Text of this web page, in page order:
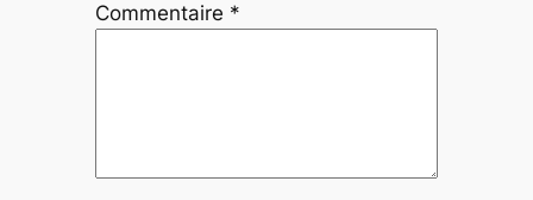
Commentaire *